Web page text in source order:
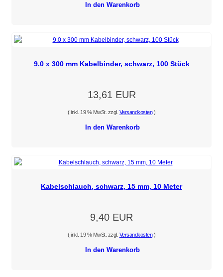
In den Warenkorb
9.0 x 300 mm Kabelbinder, schwarz, 100 Stück
13,61 EUR
( inkl. 19 % MwSt. zzgl. Versandkosten)
In den Warenkorb
Kabelschlauch, schwarz, 15 mm, 10 Meter
9,40 EUR
( inkl. 19 % MwSt. zzgl. Versandkosten)
In den Warenkorb